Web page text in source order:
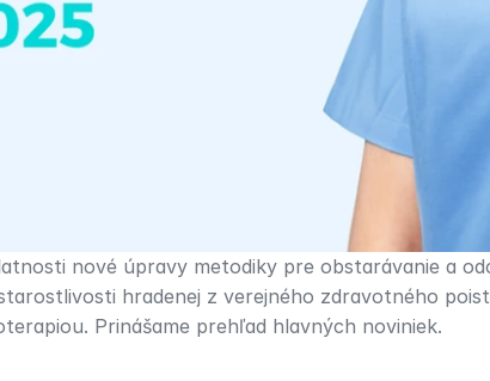
nové úpravy metodiky pre obstarávanie a
hradenej z verejného zdravotného
Prinášame prehľad hlavných noviniek.